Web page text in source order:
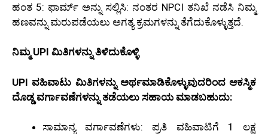
ಹಂತ 5: ಫಾರ್ಮ್ ಅನ್ನು ಸಲ್ಲಿಸಿ: ನಂತರ NPCI ತನಿಖೆ ನಡೆಸಿ ನಿಮ್ಮ
ಹಣವನ್ನು ಮರುಪಡೆಯಲು ಅಗತ್ಯ ಕ್ರಮಗಳನ್ನು ತೆಗೆದುಕೊಳ್ಳುತ್ತದೆ.
ನಿಮ್ಮ UPI ಮಿತಿಗಳನ್ನು ತಿಳಿದುಕೊಳ್ಳಿ
UPI ವಹಿವಾಟು ಮಿತಿಗಳನ್ನು ಅರ್ಥಮಾಡಿಕೊಳ್ಳುವುದರಿಂದ ಆಕಸ್ಮಿಕ
ದೊಡ್ಡ ವರ್ಗಾವಣೆಗಳನ್ನು ತಡೆಯಲು ಸಹಾಯ ಮಾಡಬಹುದು:
ಸಾಮಾನ್ಯ ವರ್ಗಾವಣೆಗಳು: ಪ್ರತಿ ವಹಿವಾಟಿಗೆ 1 ಲಕ್ಷ